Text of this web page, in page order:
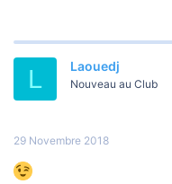
L Laouedj
Nouveau au Club
29 Novembre 2018